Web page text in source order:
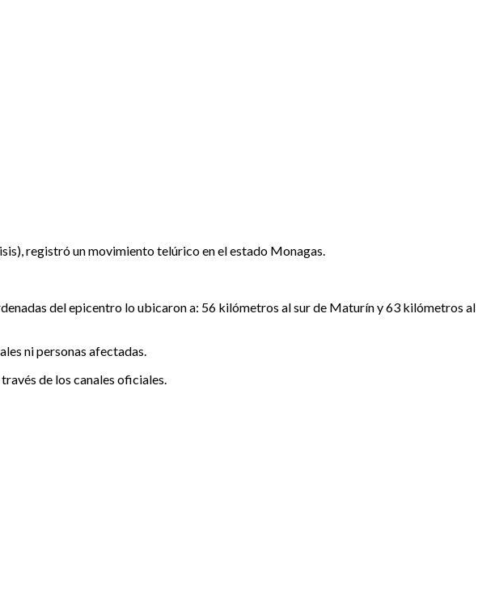
registró un movimiento telúrico en el estado Monagas.
del epicentro lo ubicaron a: 56 kilómetros al sur de Maturín y 63 kilómetros al
ni personas afectadas.
de los canales oficiales.